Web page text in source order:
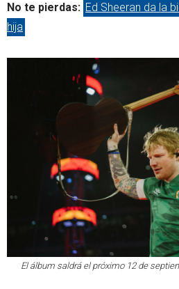
No te pierdas: Ed Sheeran da la
hija
El álbum saldrá el próximo 12 de